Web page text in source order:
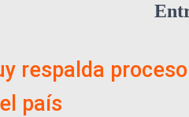
respalda
país